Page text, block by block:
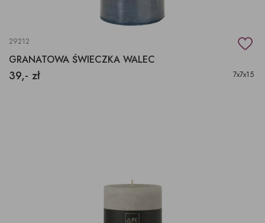
29212
GRANATOWA ŚWIECZKA WALEC
39,- zł 7x7x15